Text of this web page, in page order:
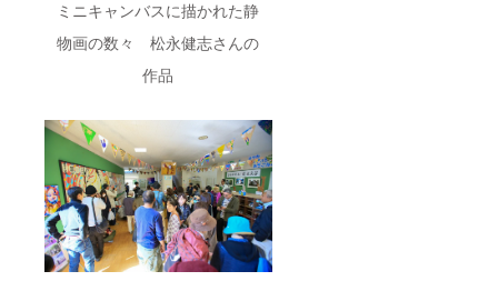
ミニキャンバスに描かれた静
物画の数々 松永健志さんの
作品